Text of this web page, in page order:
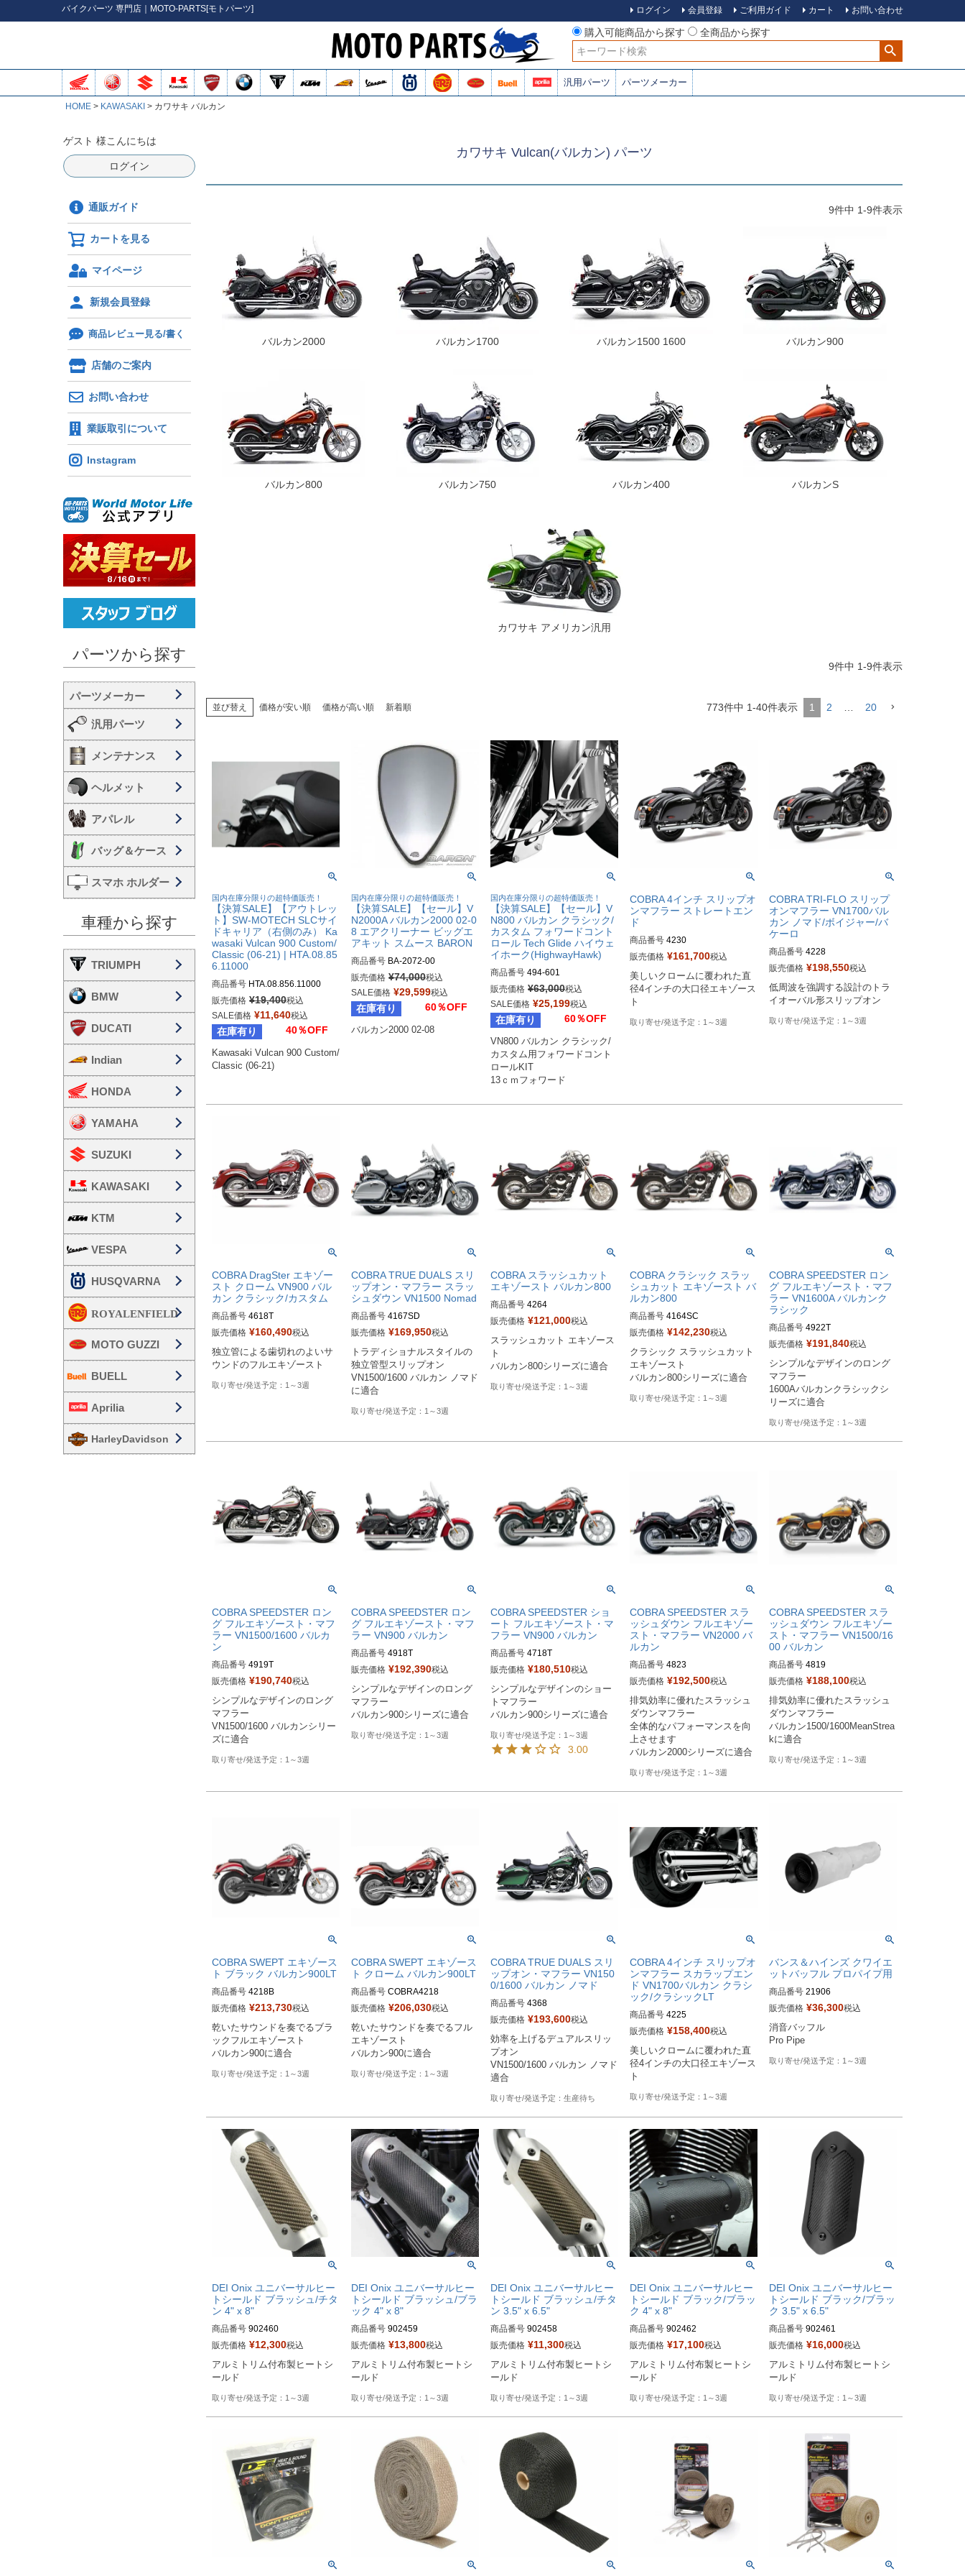
バイクパーツ 専門店｜MOTO-PARTS[モトパーツ] ログイン 会員登録 ご利用ガイド カート お問い合わせ
購入可能商品から探す
全商品から探す
検索
汎用パーツ パーツメーカー
HOME KAWASAKI カワサキ バルカン
ゲスト 様こんにちは
ログイン
通販ガイド
カートを見る
マイページ
新規会員登録
商品レビュー見る/書く
店舗のご案内
お問い合わせ
業販取引について
Instagram
パーツから探す
汎用パーツ
メンテナンス
ヘルメット
アパレル
バッグ＆ケース
スマホ ホルダー
車種から探す
TRIUMPH
BMW
DUCATI
Indian
HONDA
YAMAHA
SUZUKI
KAWASAKI
KTM
VESPA
HUSQVARNA
MOTO GUZZI
BUELL
Aprilia
HarleyDavidson
カワサキ Vulcan(バルカン) パーツ
9件中 1-9件表示
バルカン2000 バルカン1700 バルカン1500 1600 バルカン900
バルカン800 バルカン750 バルカン400 バルカンS
カワサキ アメリカン汎用
9件中 1-9件表示
並び替え 価格が安い順 価格が高い順 新着順 773件中 1-40件表示 1 2 20
国内在庫分限りの超特価販売！
【決算SALE】【アウトレッ
ト】SW-MOTECH SLCサイ
ドキャリア（右側のみ） Ka
wasaki Vulcan 900 Custom/
Classic (06-21) | HTA.08.85
6.11000
商品番号 HTA.08.856.11000
sw_HTA_08_856_11000
販売価格 ¥19,400税込
SALE価格 ¥11,640税込
在庫有り 40％OFF
Kawasaki Vulcan 900 Custom/
Classic (06-21)
国内在庫分限りの超特価販売！
【決算SALE】【セール】V
N2000A バルカン2000 02-0
8 エアクリーナー ビッグエ
アキット スムース BARON
商品番号 BA-2072-00
Drag型番：1010-0516
販売価格 ¥74,000税込
SALE価格 ¥29,599税込
在庫有り 60％OFF
国内在庫分限りの超特価販売！
【決算SALE】【セール】V
N800 バルカン クラシック/
カスタム フォワードコント
ロール Tech Glide ハイウェ
イホーク(HighwayHawk)
商品番号 494-601
販売価格 ¥63,000税込
SALE価格 ¥25,199税込
在庫有り 60％OFF
VN800 バルカン クラシック/
カスタム用フォワードコント
ロールKIT
13ｃｍフォワード
COBRA 4インチ スリップオ
ンマフラー ストレートエン
ド
商品番号 4230
Drag型番：1811-3058
販売価格 ¥161,700税込
美しいクロームに覆われた直
径4インチの大口径エキゾース
ト
1～3週
COBRA TRI-FLO スリップ
オンマフラー VN1700バル
カン ノマド/ボイジャー/バ
ケーロ
商品番号 4228
Drag型番：1811-3057
販売価格 ¥198,550税込
低周波を強調する設計のトラ
イオーバル形スリップオン
1～3週
COBRA DragSter エキゾー
スト クローム VN900 バル
カン クラシック/カスタム
商品番号 4618T
Biker's型番：080432
Drag型番：1810-2335
販売価格 ¥160,490税込
独立管による歯切れのよいサ
ウンドのフルエキゾースト
1～3週
COBRA TRUE DUALS スリ
ップオン・マフラー スラッ
シュダウン VN1500 Nomad
商品番号 4167SD
旧型番：080752
メーカー型番：4167SD
販売価格 ¥169,950税込
トラディショナルスタイルの
独立管型スリップオン
VN1500/1600 バルカン ノマド
に適合
1～3週
COBRA スラッシュカット
エキゾースト バルカン800
商品番号 4264
旧型番：084186
メーカー型番：4264
販売価格 ¥121,000税込
スラッシュカット エキゾース
ト
バルカン800シリーズに適合
1～3週
COBRA クラシック スラッ
シュカット エキゾースト バ
ルカン800
商品番号 4164SC
旧型番：081713
メーカー型番：4164SC
販売価格 ¥142,230税込
クラシック スラッシュカット
エキゾースト
バルカン800シリーズに適合
1～3週
COBRA SPEEDSTER ロン
グ フルエキゾースト・マフ
ラー VN1600A バルカンク
ラシック
商品番号 4922T
旧型番：080437
メーカー型番：4922T
販売価格 ¥191,840税込
シンプルなデザインのロング
マフラー
1600Aバルカンクラシックシ
リーズに適合
1～3週
COBRA SPEEDSTER ロン
グ フルエキゾースト・マフ
ラー VN1500/1600 バルカ
ン
商品番号 4919T
旧型番：080436
メーカー型番：4919T
販売価格 ¥190,740税込
シンプルなデザインのロング
マフラー
VN1500/1600 バルカンシリー
ズに適合
1～3週
COBRA SPEEDSTER ロン
グ フルエキゾースト・マフ
ラー VN900 バルカン
商品番号 4918T
旧型番：080435
メーカー型番：4918T
販売価格 ¥192,390税込
シンプルなデザインのロング
マフラー
バルカン900シリーズに適合
1～3週
COBRA SPEEDSTER ショ
ート フルエキゾースト・マ
フラー VN900 バルカン
商品番号 4718T
旧型番：080434
メーカー型番：4718T
販売価格 ¥180,510税込
シンプルなデザインのショー
トマフラー
バルカン900シリーズに適合
1～3週
3.00
COBRA SPEEDSTER スラ
ッシュダウン フルエキゾー
スト・マフラー VN2000 バ
ルカン
商品番号 4823
旧型番：080730
メーカー型番：4823
販売価格 ¥192,500税込
排気効率に優れたスラッシュ
ダウンマフラー
全体的なパフォーマンスを向
上させます
バルカン2000シリーズに適合
1～3週
COBRA SPEEDSTER スラ
ッシュダウン フルエキゾー
スト・マフラー VN1500/16
00 バルカン
商品番号 4819
旧型番：080727
メーカー型番：4819
販売価格 ¥188,100税込
排気効率に優れたスラッシュ
ダウンマフラー
バルカン1500/1600MeanStrea
kに適合
1～3週
COBRA SWEPT エキゾース
ト ブラック バルカン900LT
商品番号 4218B
旧型番：082478
メーカー型番：4218B
販売価格 ¥213,730税込
乾いたサウンドを奏でるブラ
ックフルエキゾースト
バルカン900に適合
1～3週
COBRA SWEPT エキゾース
ト クローム バルカン900LT
商品番号 COBRA4218
旧型番：080693
メーカー型番：4218
販売価格 ¥206,030税込
乾いたサウンドを奏でるフル
エキゾースト
バルカン900に適合
1～3週
COBRA TRUE DUALS スリ
ップオン・マフラー VN150
0/1600 バルカン ノマド
商品番号 4368
旧型番：080287
メーカー型番：4368
販売価格 ¥193,600税込
効率を上げるデュアルスリッ
プオン
VN1500/1600 バルカン ノマド
適合
生産待ち
COBRA 4インチ スリップオ
ンマフラー スカラップエン
ド VN1700バルカン クラシ
ック/クラシックLT
商品番号 4225
Drag型番：1811-2230
販売価格 ¥158,400税込
美しいクロームに覆われた直
径4インチの大口径エキゾース
ト
1～3週
バンス＆ハインズ クワイエ
ットバッフル プロパイプ用
商品番号 21906
Drag型番：1861-1110
販売価格 ¥36,300税込
消音バッフル
Pro Pipe
1～3週
DEI Onix ユニバーサルヒー
トシールド ブラッシュ/チタ
ン 4" x 8"
商品番号 902460
販売価格 ¥12,300税込
アルミトリム付布製ヒートシ
ールド
1～3週
DEI Onix ユニバーサルヒー
トシールド ブラッシュ/ブラ
ック 4" x 8"
商品番号 902459
販売価格 ¥13,800税込
アルミトリム付布製ヒートシ
ールド
1～3週
DEI Onix ユニバーサルヒー
トシールド ブラッシュ/チタ
ン 3.5" x 6.5"
商品番号 902458
販売価格 ¥11,300税込
アルミトリム付布製ヒートシ
ールド
1～3週
DEI Onix ユニバーサルヒー
トシールド ブラック/ブラッ
ク 4" x 8"
商品番号 902462
販売価格 ¥17,100税込
アルミトリム付布製ヒートシ
ールド
1～3週
DEI Onix ユニバーサルヒー
トシールド ブラック/ブラッ
ク 3.5" x 6.5"
商品番号 902461
販売価格 ¥16,000税込
アルミトリム付布製ヒートシ
ールド
1～3週